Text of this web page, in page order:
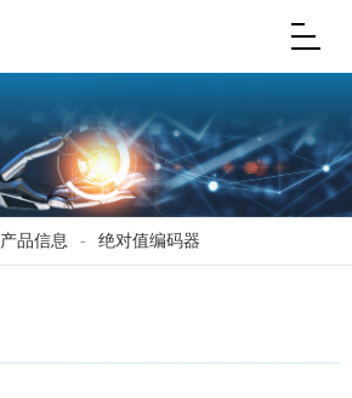
产品信息 - 绝对值编码器